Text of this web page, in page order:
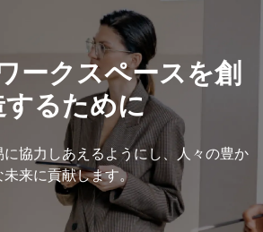
ークスペースを創
するために
協力しあえるようにし、人々の豊か
未来に貢献します。